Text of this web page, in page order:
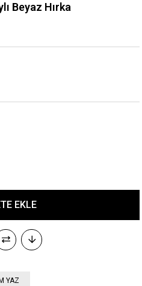
Beyaz Hırka
YAZ